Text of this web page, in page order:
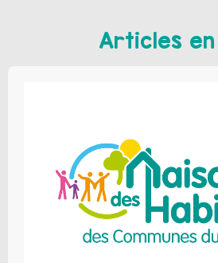
Articles en